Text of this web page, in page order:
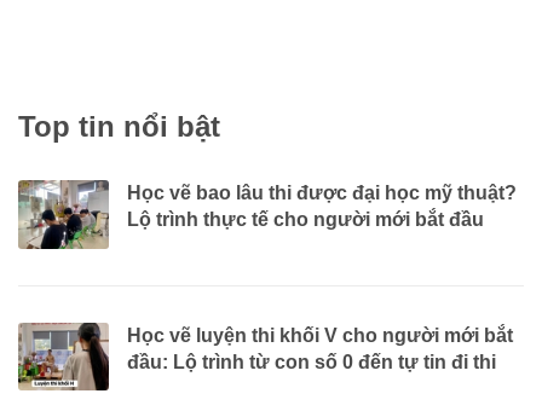
Top tin nổi bật
Học vẽ bao lâu thi được đại học mỹ thuật?
Lộ trình thực tế cho người mới bắt đầu
Học vẽ luyện thi khối V cho người mới bắt
đầu: Lộ trình từ con số 0 đến tự tin đi thi